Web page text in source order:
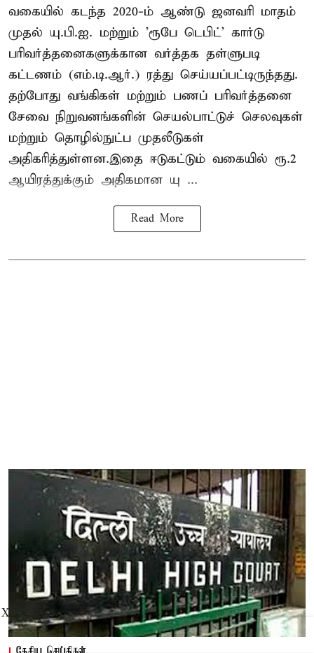
வகையில் கடந்த 2020-ம் ஆண்டு ஜனவரி மாதம்
முதல் யு.பி.ஐ. மற்றும் 'ரூபே டெபிட்' கார்டு
பரிவர்த்தனைகளுக்கான வர்த்தக தள்ளுபடி
கட்டணம் (எம்.டி.ஆர்.) ரத்து செய்யப்பட்டிருந்தது.
தற்போது வங்கிகள் மற்றும் பணப் பரிவர்த்தனை
சேவை நிறுவனங்களின் செயல்பாட்டுச் செலவுகள்
மற்றும் தொழில்நுட்ப முதலீடுகள்
அதிகரித்துள்ளன.இதை ஈடுகட்டும் வகையில் ரூ.2
ஆயிரத்துக்கும் அதிகமான யு ...
Read More
X